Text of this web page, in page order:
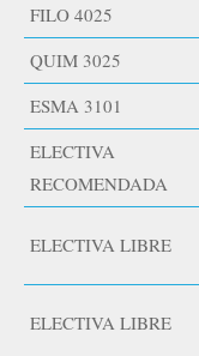
FILO 4025
QUIM 3025
ESMA 3101
ELECTIVA
RECOMENDADA
ELECTIVA LIBRE
ELECTIVA LIBRE